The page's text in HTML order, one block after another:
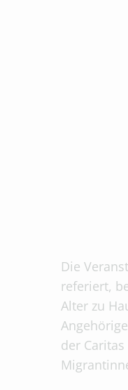
Die
referiert,
Alter zu
der